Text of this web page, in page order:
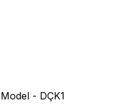
- DÇK1